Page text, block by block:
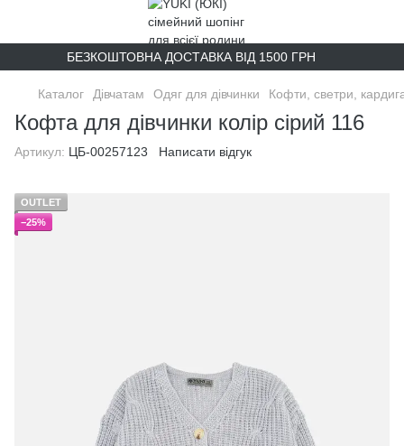
БЕЗКОШТОВНА ДОСТАВКА ВІД 1500 ГРН
Каталог Дівчатам Одяг для дівчинки Кофти, светри,
Кофта для дівчинки колір сірий 116
Артикул: ЦБ-00257123 Написати відгук
OUTLET
−25%